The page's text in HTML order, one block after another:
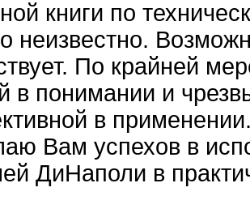
книги по
неизвестно.
По крайней
в понимании и
в
Вам успехов в
ДиНаполи в